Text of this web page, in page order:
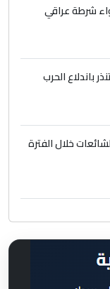
شرطة عراقي
باندلاع الحرب
خلال الفترة